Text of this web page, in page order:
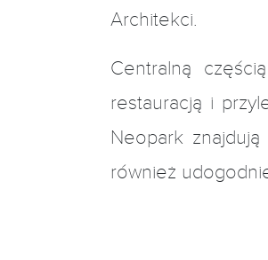
Architekci.
Centralną
restauracją i
Neopark
również